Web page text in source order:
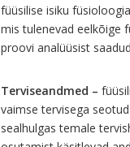
füüsilise isiku
mis tulenevad eelkõige
proovi analüüsist
Terviseandmed –
vaimse tervisega
sealhulgas temale